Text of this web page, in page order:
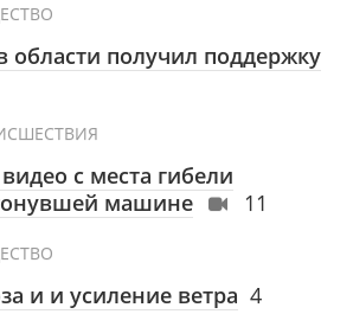
области получил поддержку
с места гибели
машине
11
и и усиление ветра 4